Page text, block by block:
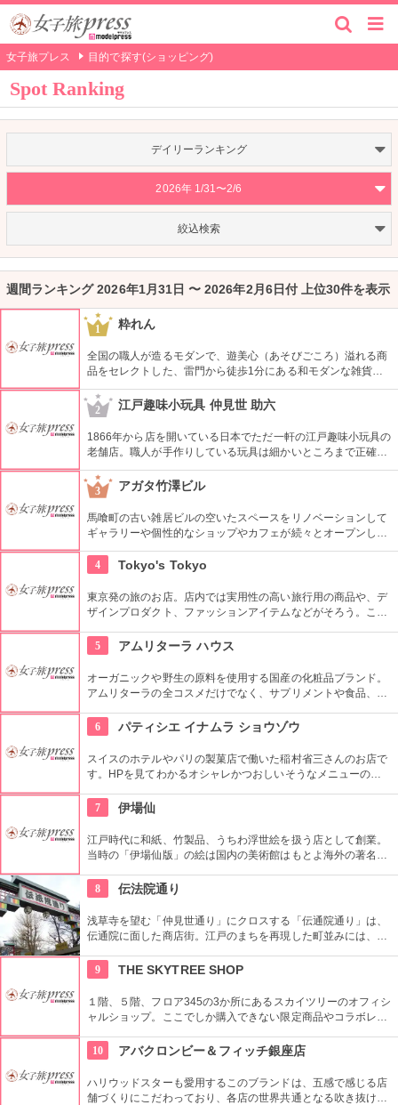
女子旅プレス 目的で探す(ショッピング)
Spot Ranking
デイリーランキング
2026年 1/31〜2/6
絞込検索
週間ランキング 2026年1月31日 〜 2026年2月6日付 上位30件を表示
1 粋れん
全国の職人が造るモダンで、遊美心（あそびごころ）溢れる商
品をセレクトした、雷門から徒歩1分にある和モダンな雑貨
屋。都内でも、このお店しか置いていない商品が半数以上を占
めるので、粋な雑貨を探すのが楽しくなりそう。
2 江戸趣味小玩具 仲見世 助六
1866年から店を開いている日本でただ一軒の江戸趣味小玩具の
老舗店。職人が手作りしている玩具は細かいところまで正確に
作られている。
3
アガタ竹澤ビル
馬喰町の古い雑居ビルの空いたスペースをリノベーションして
ギャラリーや個性的なショップやカフェが続々とオープンした
複合施設。一見普通のビルだが、中はクリエイターたちが集う
注目を浴びるアートビルとなっている。
4 Tokyo's Tokyo
東京発の旅のお店。店内では実用性の高い旅行用の商品や、デ
ザインプロダクト、ファッションアイテムなどがそろう。これ
されている。
5 アムリターラ ハウス
オーガニックや野生の原料を使用する国産の化粧品ブランド。
アムリターラの全コスメだけでなく、サプリメントや食品、雑
っている。
6 パティシエ イナムラ ショウゾウ
スイスのホテルやパリの製菓店で働いた稲村省三さんのお店で
す。HPを見てわかるオシャレかつおしいそうなメニューの
を絶えません。
7 伊場仙
江戸時代に和紙、竹製品、うちわ浮世絵を扱う店として創業。
当時の「伊場仙版」の絵は国内の美術館はもとよ海外の著名美
などを取り扱っている。
8 伝法院通り
浅草寺を望む「仲見世通り」にクロスする「伝通院通り」は、
伝通院に面した商店街。江戸のまちを再現した町並みには、屋
あります。多彩なお店が並んでいて、買い物や食事も楽しめま
す。
9 THE SKYTREE SHOP
１階、５階、フロア345の3か所にあるスカイツリーのオフィシ
ャルショップ。ここでしか購入できない限定商品やコラボレー
日本一高いところでの購入として記念に残る思い出に！
10 アバクロンビー＆フィッチ銀座店
ハリウッドスターも愛用するこのブランドは、五感で感じる店
舗づくりにこだわっており、各店の世界共通となる吹き抜けの